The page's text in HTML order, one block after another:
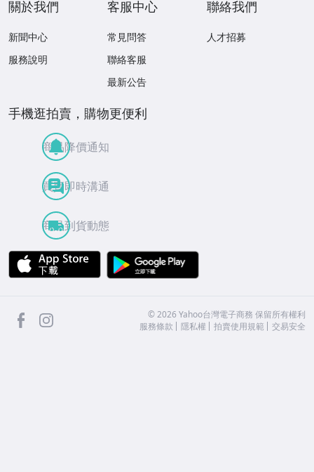
關於我們
新聞中心
服務說明
客服中心
常見問答
聯絡客服
最新公告
聯絡我們
人才招募
手機逛拍賣，購物更便利
商品降價通知
買賣即時溝通
商品到貨動態
APP Store
facebook ©2026 Yahoo台灣電子商務 保留所有權利
服務條款
隱私權 拍賣使用規範 交易安全